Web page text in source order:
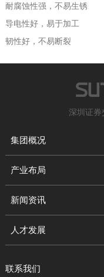
耐腐蚀性强，不易生锈
导电性好，易于加工
韧性好，不易断裂
深圳证券
集团概况
产业布局
新闻资讯
人才发展
联系我们